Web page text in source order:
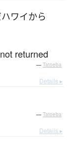
ハワイから
returned
— Tatoeba
Details ▸
— Tatoeba
Details ▸